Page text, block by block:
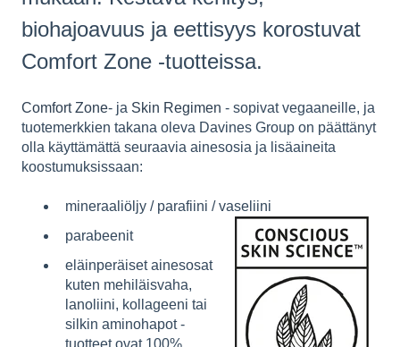
biohajoavuus ja eettisyys korostuvat
Comfort Zone -tuotteissa.
Comfort Zone- ja Skin Regimen - sopivat vegaaneille, ja
tuotemerkkien takana oleva Davines Group on päättänyt
olla käyttämättä seuraavia ainesosia ja lisäaineita
koostumuksissaan:
mineraaliöljy / parafiini / vaseliini
parabeenit
eläinperäiset ainesosat
kuten mehiläisvaha,
lanoliini, kollageeni tai
silkin aminohapot -